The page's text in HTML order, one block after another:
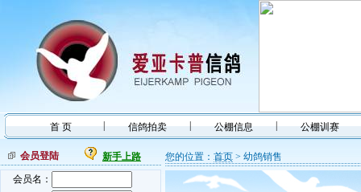
首 页 信鸽拍卖 公棚信息 公棚训赛
会员登陆
新手上路
会员名：
您的位置： 首页 > 幼鸽销售